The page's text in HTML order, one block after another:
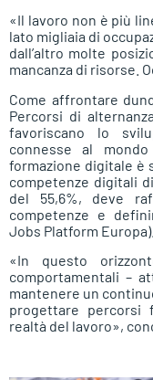
«Il lavoro non è più
lato migliaia di
dall’altro molte
mancanza di risorse.
Come affrontare
Percorsi di
favoriscano lo
connesse al
formazione digitale è
competenze digitali
del 55,6%, deve
competenze e
Jobs Platform Europa).
«In questo
comportamentali –
mantenere un
progettare percorsi
realtà del lavoro»,